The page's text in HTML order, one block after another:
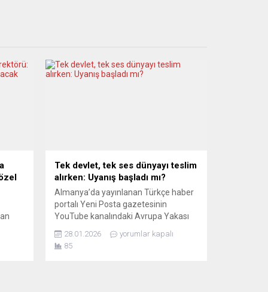
Tek devlet, tek ses dünyayı teslim
alırken: Uyanış başladı mı?
Almanya’da yayınlanan Türkçe haber
portalı Yeni Posta gazetesinin
YouTube kanalındaki Avrupa Yakası
Türk gazeteciler son gelişmeleri farklı
yorumlarla aktarmaya devam ediyor.
28.01.2026
yorumlar kapalı
85